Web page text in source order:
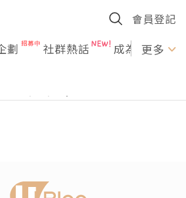
會員登記
劃 社群熱話 成為U更多